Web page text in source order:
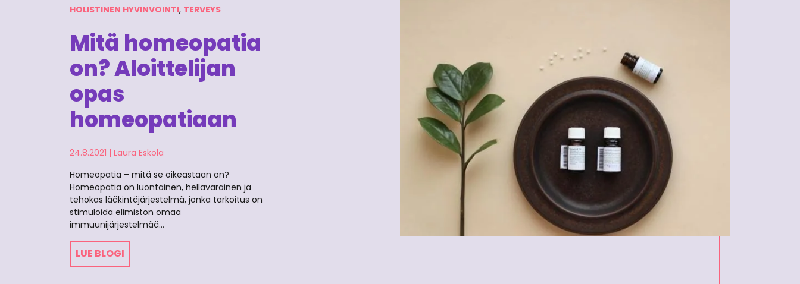
HOLISTINEN HYVINVOINTI, TERVEYS
Mitä homeopatia
on? Aloittelijan
opas
homeopatiaan
24.8.2021 | Laura Eskola
Homeopatia – mitä se oikeastaan on?
Homeopatia on luontainen, hellävarainen ja
tehokas lääkintäjärjestelmä, jonka tarkoitus on
stimuloida elimistön omaa
immuunijärjestelmää…
LUE BLOGI